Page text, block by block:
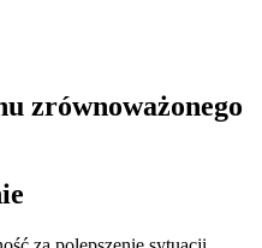
zrównoważonego